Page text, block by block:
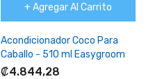
+ Agregar Al Carrito
Acondicionador Coco Para
Caballo - 510 ml Easygroom
₡4.844,28